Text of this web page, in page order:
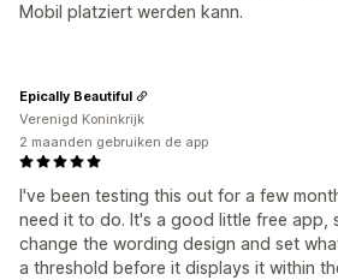
Mobil platziert werden kann.
I've been testing this out for a few
need it to do. It's a good little free app,
change the wording design and set
a threshold before it displays it within
Epically Beautiful
Verenigd Koninkrijk
2 maanden gebruiken de app